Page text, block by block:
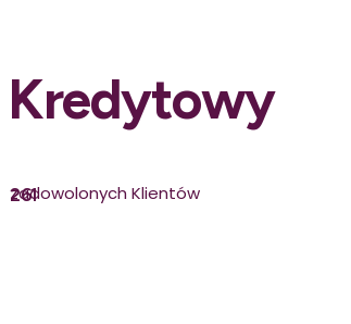
Kredytowy
261
zadowolonych Klientów